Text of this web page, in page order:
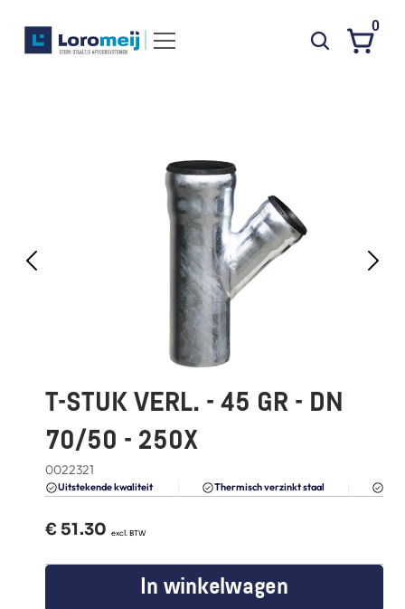
FAQ
Blogs
0
T-STUK VERL. - 45 GR - DN
70/50 - 250X
0022321
Uitstekende kwaliteit Thermisch verzinkt staal
€ 51.30
  excl. BTW
In winkelwagen